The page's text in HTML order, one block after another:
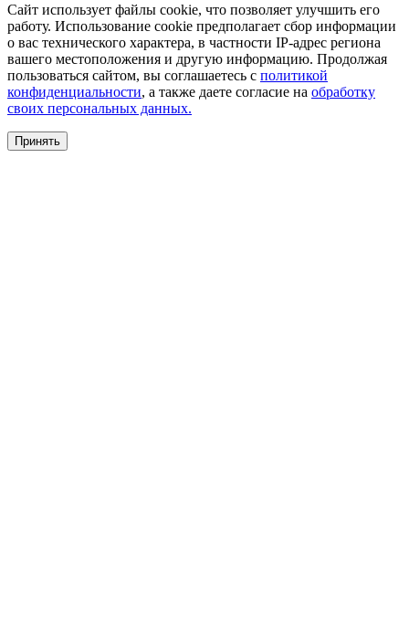
Сайт использует файлы cookie, что позволяет улучшить его
работу. Использование cookie предполагает сбор информации
о вас технического характера, в частности IP-адрес региона
вашего местоположения и другую информацию. Продолжая
пользоваться сайтом, вы соглашаетесь с политикой
конфиденциальности, а также даете согласие на обработку
своих персональных данных.
Принять